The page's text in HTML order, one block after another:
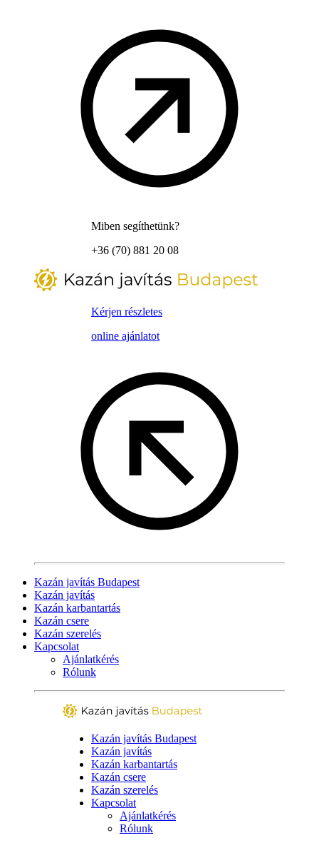
Miben segíthetünk?
+36 (70) 881 20 08
Kérjen részletes
online ajánlatot
Kazán javítás Budapest
Kazán javítás
Kazán karbantartás
Kazán csere
Kazán szerelés
Kapcsolat
Ajánlatkérés
Rólunk
Kazán javítás Budapest
Kazán javítás
Kazán karbantartás
Kazán csere
Kazán szerelés
Kapcsolat
Ajánlatkérés
Rólunk